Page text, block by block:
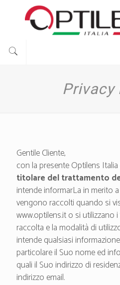
Privacy
Gentile Cliente,
con la presente Optilens Italia
titolare del trattamento
intende informarLa in merito
vengono raccolti quando si
www.optilens.it o si utilizzano
raccolta e la modalità di
intende qualsiasi
particolare il Suo nome ed
quali il Suo indirizzo di
indirizzo email.